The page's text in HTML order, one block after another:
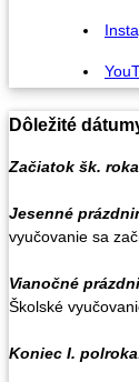
Dôležité
Začiatok šk.
Jesenné
vyučovanie sa
Vianočné
Školské
Koniec I.